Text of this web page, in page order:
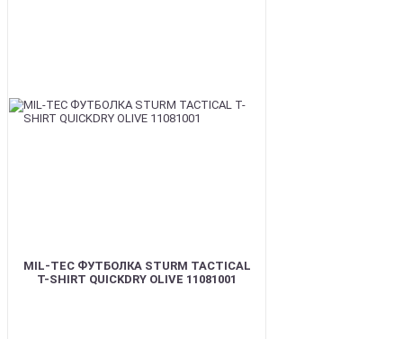
MIL-TEC ФУТБОЛКА STURM TACTICAL
T-SHIRT QUICKDRY OLIVE 11081001